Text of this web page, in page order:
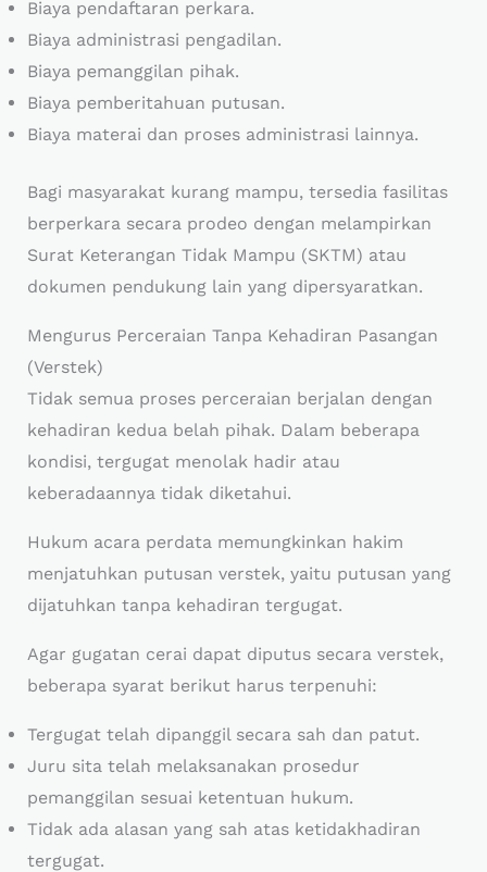
Biaya pendaftaran perkara.
Biaya administrasi pengadilan.
Biaya pemanggilan pihak.
Biaya pemberitahuan putusan.
Biaya materai dan proses administrasi lainnya.
Bagi masyarakat kurang mampu, tersedia fasilitas
berperkara secara prodeo dengan melampirkan
Surat Keterangan Tidak Mampu (SKTM) atau
dokumen pendukung lain yang dipersyaratkan.
Mengurus Perceraian Tanpa Kehadiran Pasangan
(Verstek)
Tidak semua proses perceraian berjalan dengan
kehadiran kedua belah pihak. Dalam beberapa
kondisi, tergugat menolak hadir atau
keberadaannya tidak diketahui.
Hukum acara perdata memungkinkan hakim
menjatuhkan putusan verstek, yaitu putusan yang
dijatuhkan tanpa kehadiran tergugat.
Agar gugatan cerai dapat diputus secara verstek,
beberapa syarat berikut harus terpenuhi:
Tergugat telah dipanggil secara sah dan patut.
Juru sita telah melaksanakan prosedur
pemanggilan sesuai ketentuan hukum.
Tidak ada alasan yang sah atas ketidakhadiran
tergugat.